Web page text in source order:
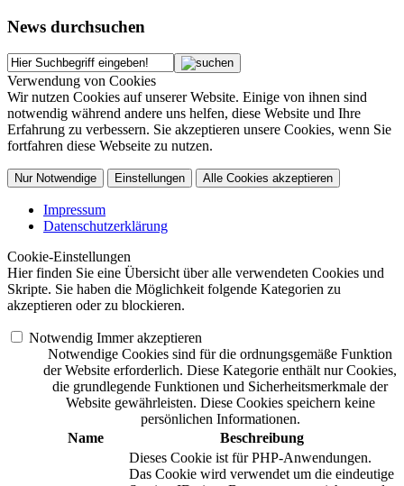
News durchsuchen
Verwendung von Cookies
Wir nutzen Cookies auf unserer Website. Einige von ihnen sind
notwendig während andere uns helfen, diese Website und Ihre
Erfahrung zu verbessern. Sie akzeptieren unsere Cookies, wenn Sie
fortfahren diese Webseite zu nutzen.
Nur Notwendige Einstellungen Alle Cookies akzeptieren
Impressum
Datenschutzerklärung
Cookie-Einstellungen
Hier finden Sie eine Übersicht über alle verwendeten Cookies und
Skripte. Sie haben die Möglichkeit folgende Kategorien zu
akzeptieren oder zu blockieren.
Notwendig Immer akzeptieren
Notwendige Cookies sind für die ordnungsgemäße Funktion
der Website erforderlich. Diese Kategorie enthält nur Cookies,
die grundlegende Funktionen und Sicherheitsmerkmale der
Website gewährleisten. Diese Cookies speichern keine
persönlichen Informationen.
Name
Beschreibung
Dieses Cookie ist für PHP-Anwendungen.
Das Cookie wird verwendet um die eindeutige